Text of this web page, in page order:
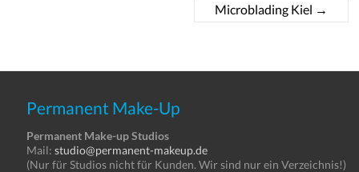
Microblading Kiel →
Permanent Make-Up
Permanent Make-up Studios
Mail:studio@permanent-makeup.de
(Nur für Studios nicht für Kunden. Wir sind nur ein Verzeichnis!)